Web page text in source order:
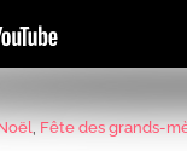
Fête des grands-